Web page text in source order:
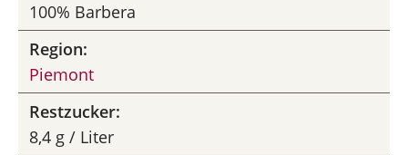
100% Barbera
Region:
Piemont
Restzucker:
8,4 g / Liter